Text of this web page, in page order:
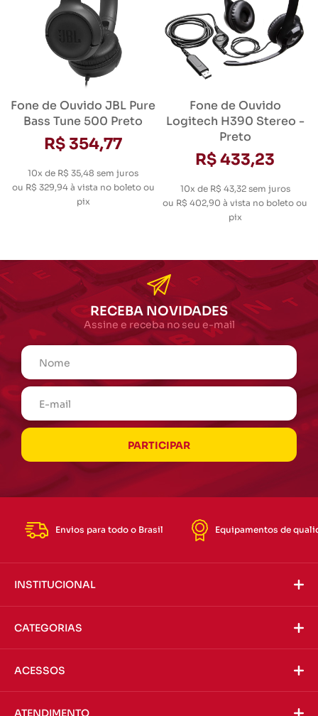
Fone de Ouvido JBL Pure
Bass Tune 500 Preto
R$ 354,77
10x de R$ 35,48 sem juros
ou R$ 329,94à vista no boleto ou
pix
Fone de Ouvido
Logitech H390 Stereo -
Preto
R$ 433,23
10x de R$ 43,32 sem juros
ou R$ 402,90 à vista no boleto ou
pix
RECEBA NOVIDADES
Assine e receba no seu e-mail
Envios para todo o Brasil Equipamentos de
INSTITUCIONAL
CATEGORIAS
ACESSOS
ATENDIMENTO